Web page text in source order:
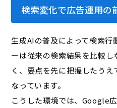
検索変化で広告運用の
生成AIの普及によって検索行
ーは従来の検索結果を比較
く、要点を先に把握したう
なっています。
こうした環境では、Google